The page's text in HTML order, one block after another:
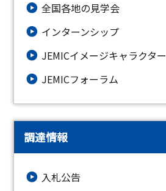
全国各地の見学会
インターンシップ
JEMICイメージキャラクター
JEMICフォーラム
調達情報
入札公告